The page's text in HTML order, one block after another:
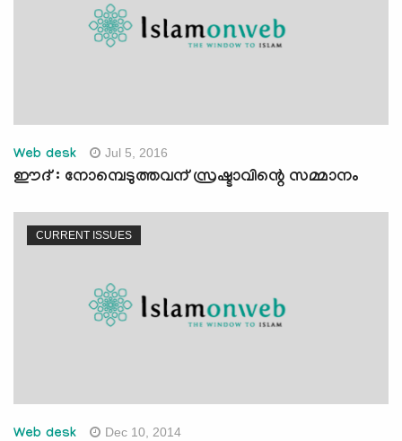
Web desk Jul 5, 2016
ഈദ് : നോമ്പെടുത്തവന് സ്രഷ്ടാവിന്റെ സമ്മാനം
CURRENT ISSUES
Web desk Dec 10, 2014